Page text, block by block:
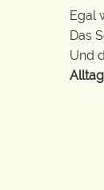
Egal
Das
Und